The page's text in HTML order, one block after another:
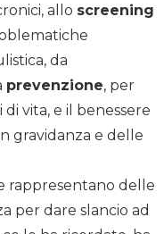
allo screening
da
prevenzione, per
vita, e il benessere
gravidanza e delle
rappresentano delle
per dare slancio ad